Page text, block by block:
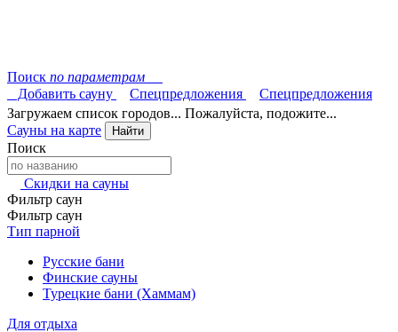
Поиск по параметрам
Добавить сауну
Спецпредложения
Спецпредложения
Загружаем список городов... Пожалуйста, подожите...
Сауны на карте
Найти
Поиск
Скидки на сауны
Фильтр саун
Фильтр саун
Тип парной
Русские бани
Финские сауны
Турецкие бани (Хаммам)
Для отдыха